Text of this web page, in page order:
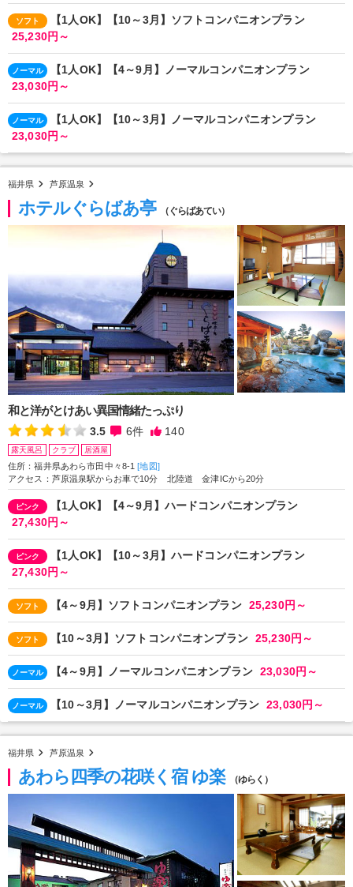
ソフト
【1人OK】【10～3月】ソフトコンパニオンプラン
25,230円～
ノーマル
【1人OK】【4～9月】ノーマルコンパニオンプラン
23,030円～
ノーマル
【1人OK】【10～3月】ノーマルコンパニオンプラン
23,030円～
福井県 芦原温泉
ホテルぐらばあ亭 （ぐらばあてい）
和と洋がとけあい異国情緒たっぷり
3.5 6件 140
露天風呂 クラブ 居酒屋
住所：福井県あわら市田中々8-1 [地図]
アクセス：芦原温泉駅からお車で10分 北陸道 金津ICから20分
ピンク
【1人OK】【4～9月】ハードコンパニオンプラン
27,430円～
ピンク
【1人OK】【10～3月】ハードコンパニオンプラン
27,430円～
ソフト 【4～9月】ソフトコンパニオンプラン 25,230円～
ソフト 【10～3月】ソフトコンパニオンプラン 25,230円～
ノーマル 【4～9月】ノーマルコンパニオンプラン 23,030円～
ノーマル 【10～3月】ノーマルコンパニオンプラン 23,030円～
福井県 芦原温泉
あわら四季の花咲く宿 ゆ楽 （ゆらく）